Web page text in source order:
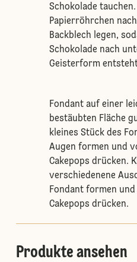
Schokolade
Papierröhrchen
Backblech legen,
Schokolade nach
Geisterform
Fondant auf einer
bestäubten Fläche
kleines Stück des
Augen formen und
Cakepops drücken.
verschiedenene
Fondant formen
Cakepops drücken.
Produkte ansehen